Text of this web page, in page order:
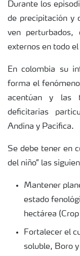
Durante los
de precipitación y
ven perturbados,
externos en todo
En colombia su
forma el
acentúan y las
deficitarias
Andina y Pacifica.
Se debe tener en
del niño” las
Mantener
estado
hectárea
Fortalecer el
soluble, Boro